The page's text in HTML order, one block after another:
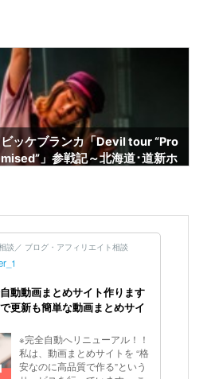
ビッケブランカ「Devil tour “Pro
mised”」参戦記～北海道･道新ホ